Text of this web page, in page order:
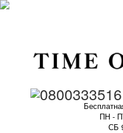
ПН -
СБ